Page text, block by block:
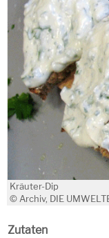
Kräuter-Dip
© Archiv, DIE
Zutaten